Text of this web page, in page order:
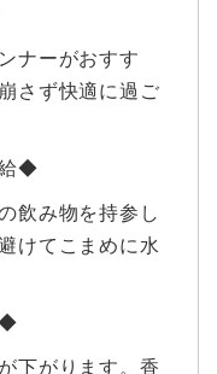
ナーがおすす
さず快適に過ご
給◆
飲み物を持参し
けてこまめに水
◆
下がります。香